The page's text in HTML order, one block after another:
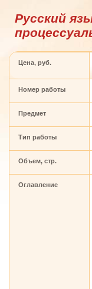
Русский
Цена, руб.
Номер работы
Предмет
Тип работы
Объем, стр.
Оглавление